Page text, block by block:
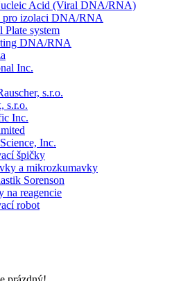
Acid (Viral DNA/RNA)
pro izolaci DNA/RNA
Plate system
DNA/RNA
Inc.
s.r.o.
s.r.o.
Inc.
Inc.
špičky
a mikrozkumavky
Sorenson
na reagencie
robot